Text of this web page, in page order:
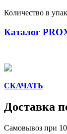
Количество в
Каталог
СКАЧАТЬ
Доставка
Самовывоз при